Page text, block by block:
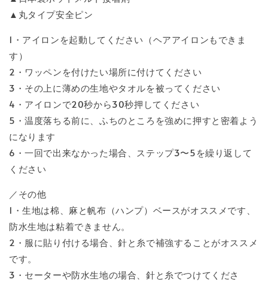
▲丸タイプ安全ピン
1・アイロンを起動してください（ヘアアイロンもできま
す）
2・ワッペンを付けたい場所に付けてください
3・その上に薄めの生地やタオルを被ってください
4・アイロンで20秒から30秒押してください
5・温度落ちる前に、ふちのところを強めに押すと密着よう
になります
6・一回で出来なかった場合、ステップ3〜5を繰り返して
ください
／その他
1・生地は棉、麻と帆布（ハンプ）ベースがオススメです、
防水生地は粘着できません。
2・服に貼り付ける場合、針と糸で補強することがオススメ
です。
3・セーターや防水生地の場合、針と糸でつけてくださ